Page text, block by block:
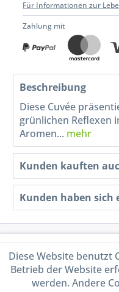
Für Informationen zur
Zahlung mit
Beschreibung
Diese Cuvée
grünlichen Reflexen
Aromen... mehr
Kunden kauften
Kunden haben sich
Shop Service
Diese Website benutzt
Betrieb der Website
werden. Andere